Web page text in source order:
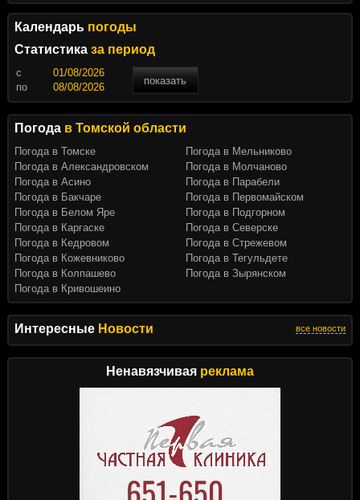
Интересные Новости все новости
Ненавязчивая реклама
Календарь погоды
Статистика за период
c
показать
по
Погода в Томской области
Погода в Томске
Погода в Александровском
Погода в Асино
Погода в Бакчаре
Погода в Белом Яре
Погода в Каргаске
Погода в Кедровом
Погода в Кожевниково
Погода в Колпашево
Погода в Кривошеино
Погода в Мельниково
Погода в Молчаново
Погода в Парабели
Погода в Первомайском
Погода в Подгорном
Погода в Северске
Погода в Стрежевом
Погода в Тегульдете
Погода в Зырянском